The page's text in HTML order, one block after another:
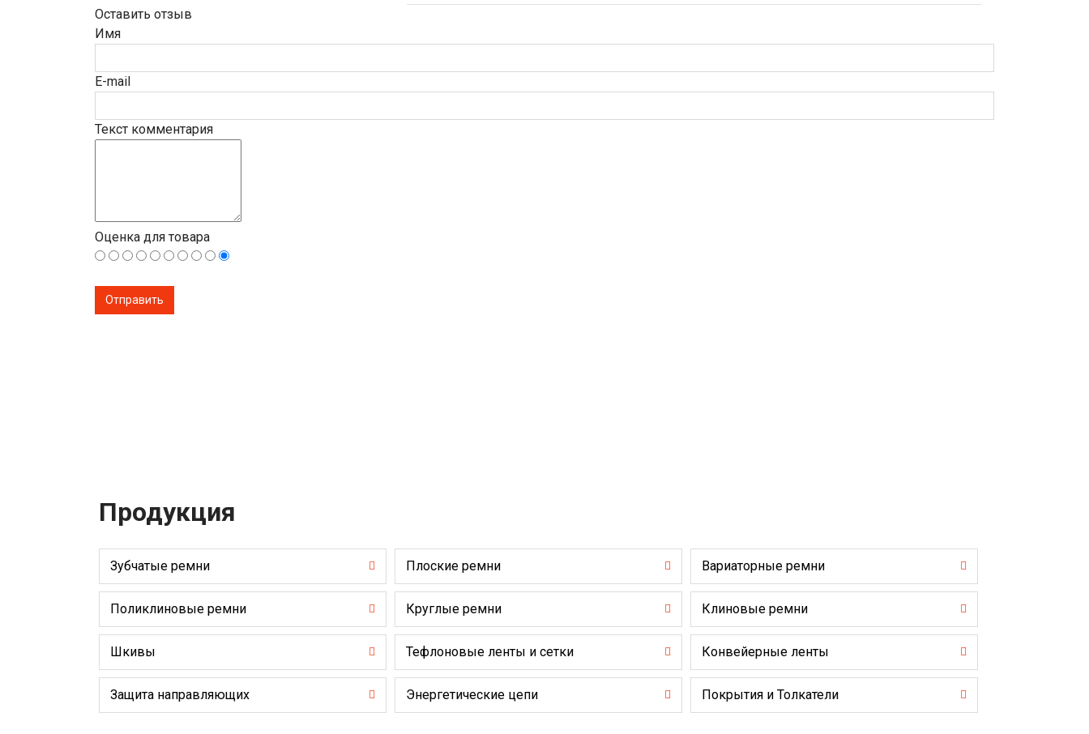
Оставить отзыв
Имя
E-mail
Текст комментария
Оценка для товара
Продукция
Зубчатые ремни Плоские ремни Вариаторные ремни
Поликлиновые ремни Круглые ремни Клиновые ремни
Шкивы Тефлоновые ленты и сетки Конвейерные ленты
Защита направляющих Энергетические цепи Покрытия и Толкатели